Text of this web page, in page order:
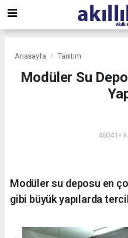
Anasayfa Tanıtım
Modüler Su
46041+
Modüler su deposu en
gibi büyük yapılarda